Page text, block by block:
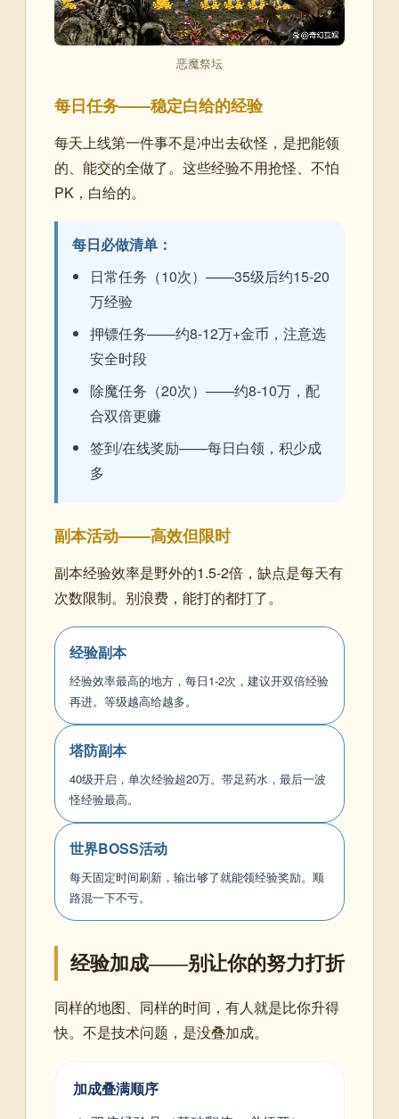
恶魔祭坛
每日任务——稳定白给的经验
每天上线第一件事不是冲出去砍怪，是把能领
的、能交的全做了。这些经验不用抢怪、不怕
PK，白给的。
每日必做清单：
日常任务（10次）——35级后约15-20
万经验
押镖任务——约8-12万+金币，注意选
安全时段
除魔任务（20次）——约8-10万，配
合双倍更赚
签到/在线奖励——每日白领，积少成
多
副本活动——高效但限时
副本经验效率是野外的1.5-2倍，缺点是每天有
次数限制。别浪费，能打的都打了。
经验副本
经验效率最高的地方，每日1-2次，建议开双倍经验
再进。等级越高给越多。
塔防副本
40级开启，单次经验超20万。带足药水，最后一波
怪经验最高。
世界BOSS活动
每天固定时间刷新，输出够了就能领经验奖励。顺
路混一下不亏。
经验加成——别让你的努力打折
同样的地图、同样的时间，有人就是比你升得
快。不是技术问题，是没叠加成。
加成叠满顺序